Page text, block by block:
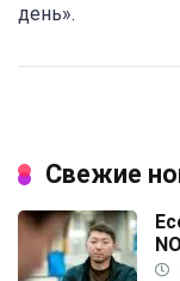
день».
Свежие